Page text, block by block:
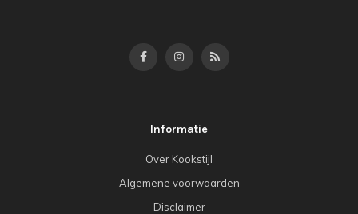
Informatie
Over Kookstijl
Algemene voorwaarden
Disclaimer